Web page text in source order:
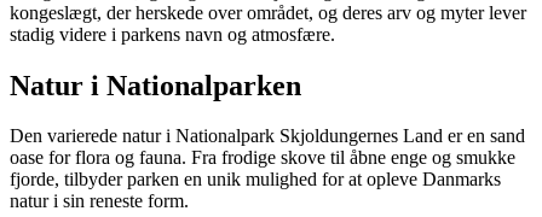
kongeslægt, der herskede over området, og deres arv og myter lever
stadig videre i parkens navn og atmosfære.
Natur i Nationalparken
Den varierede natur i Nationalpark Skjoldungernes Land er en sand
oase for flora og fauna. Fra frodige skove til åbne enge og smukke
fjorde, tilbyder parken en unik mulighed for at opleve Danmarks
natur i sin reneste form.